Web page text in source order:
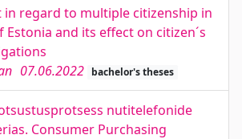
in regard to multiple citizenship in
Estonia and its effect on citizen´s
07.06.2022 bachelor's theses
nutitelefonide
Consumer Purchasing